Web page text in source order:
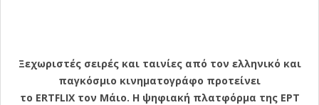
Ξεχωριστές σειρές και ταινίες από τον ελληνικό και
παγκόσμιο κινηματογράφο προτείνει
το ERTFLIX τον Μάιο. Η ψηφιακή πλατφόρμα της ΕΡΤ